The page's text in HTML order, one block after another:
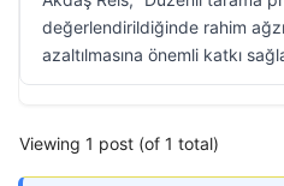
değerlendirildiğinde rahim
azaltılmasına önemli katkı
Viewing 1 post (of 1 total)